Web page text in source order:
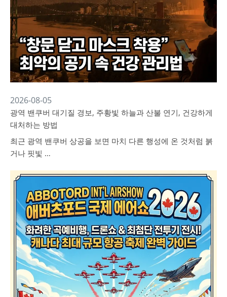
2026-08-05
광역 밴쿠버 대기질 경보, 주황빛 하늘과 산불 연기, 건강하게
대처하는 방법
최근 광역 밴쿠버 상공을 보면 마치 다른 행성에 온 것처럼 붉
거나 핏빛 …